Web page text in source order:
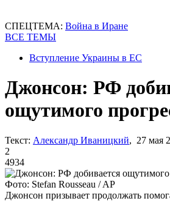
СПЕЦТЕМА: Война в Иране
ВСЕ ТЕМЫ
Вступление Украины в ЕС
Джонсон: РФ
ощутимого
Текст: Александр Иваницкий, 27 мая
2
4934
Фото: Stefan Rousseau / AP
Джонсон призывает продолжать